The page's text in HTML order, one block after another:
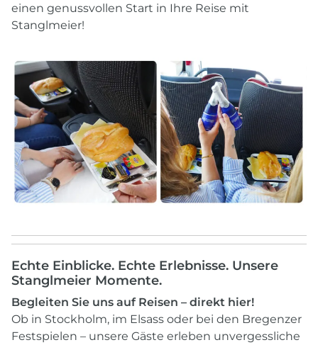
einen genussvollen Start in Ihre Reise mit
Stanglmeier!
Echte Einblicke. Echte Erlebnisse. Unsere
Stanglmeier Momente.
Begleiten Sie uns auf Reisen – direkt hier!
Ob in Stockholm, im Elsass oder bei den Bregenzer
Festspielen – unsere Gäste erleben unvergessliche